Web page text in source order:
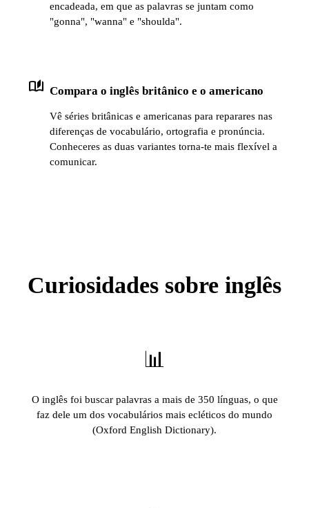
encadeada, em que as palavras se juntam como
"gonna", "wanna" e "shoulda".
auto_stories Compara o inglês britânico e o americano
Vê séries britânicas e americanas para reparares nas
diferenças de vocabulário, ortografia e pronúncia.
Conheceres as duas variantes torna-te mais flexível a
comunicar.
Curiosidades sobre inglês
📊
O inglês foi buscar palavras a mais de 350 línguas, o que
faz dele um dos vocabulários mais ecléticos do mundo
(Oxford English Dictionary).